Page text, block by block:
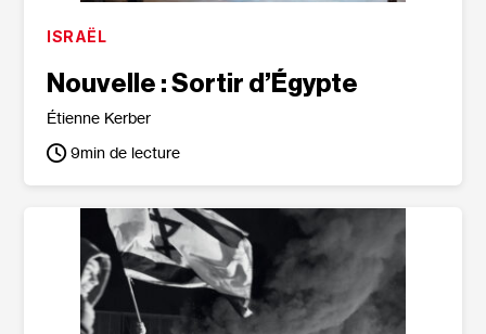
ISRAËL
Nouvelle : Sortir d’Égypte
Étienne Kerber
9min de lecture